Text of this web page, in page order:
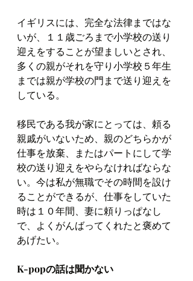
イギリスには、完全な法律まではな
いが、１１歳ごろまで小学校の送り
迎えをすることが望ましいとされ、
多くの親がそれを守り小学校５年生
までは親が学校の門まで送り迎えを
している。
移民である我が家にとっては、頼る
親戚がいないため、親のどちらかが
仕事を放棄、またはパートにして学
校の送り迎えをやらなければならな
い。今は私が無職でその時間を設け
ることができるが、仕事をしていた
時は１０年間、妻に頼りっぱなし
で、よくがんばってくれたと褒めて
あげたい。
K-popの話は聞かない